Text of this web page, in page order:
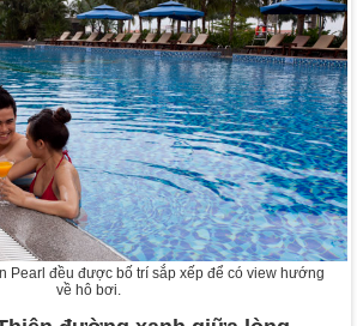
Pearl đều được bố trí sắp xếp để có view hướng
về hô bơi.